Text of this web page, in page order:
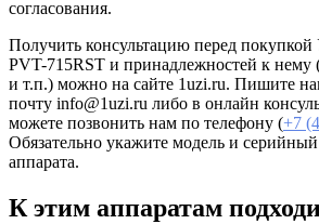
согласования.
Получить консультацию перед
PVT-715RST и принадлежностей к нему
и т.п.) можно на сайте 1uzi.ru. Пишите
почту info@1uzi.ru либо в онлайн
можете позвонить нам по телефону (+7
Обязательно укажите модель и
аппарата.
К этим аппаратам